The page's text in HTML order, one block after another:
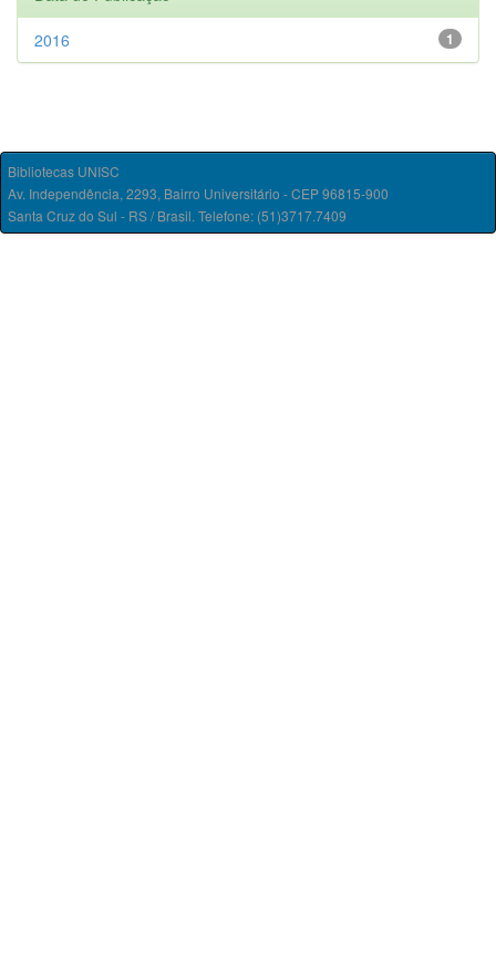
1
2016
Bibliotecas UNISC
Av. Independência, 2293, Bairro Universitário - CEP 96815-900
Santa Cruz do Sul - RS / Brasil. Telefone: (51)3717.7409